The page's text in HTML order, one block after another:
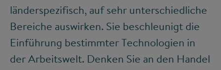
länderspezifisch, auf sehr unterschiedliche
Bereiche auswirken. Sie beschleunigt die
Einführung bestimmter Technologien in
der Arbeitswelt. Denken Sie an den Handel